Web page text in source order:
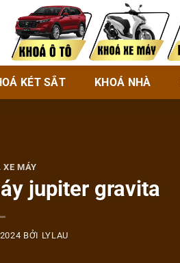
KÉT SẮT KHOÁ NHÀ
XE MÁY
jupiter gravita
BỞI LYLAU